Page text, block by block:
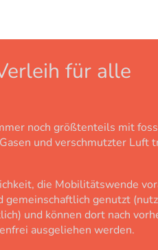
für alle
noch größtenteils mit
und verschmutzter Luft
die Mobilitätswende
genutzt
und können dort nach
ausgeliehen werden.